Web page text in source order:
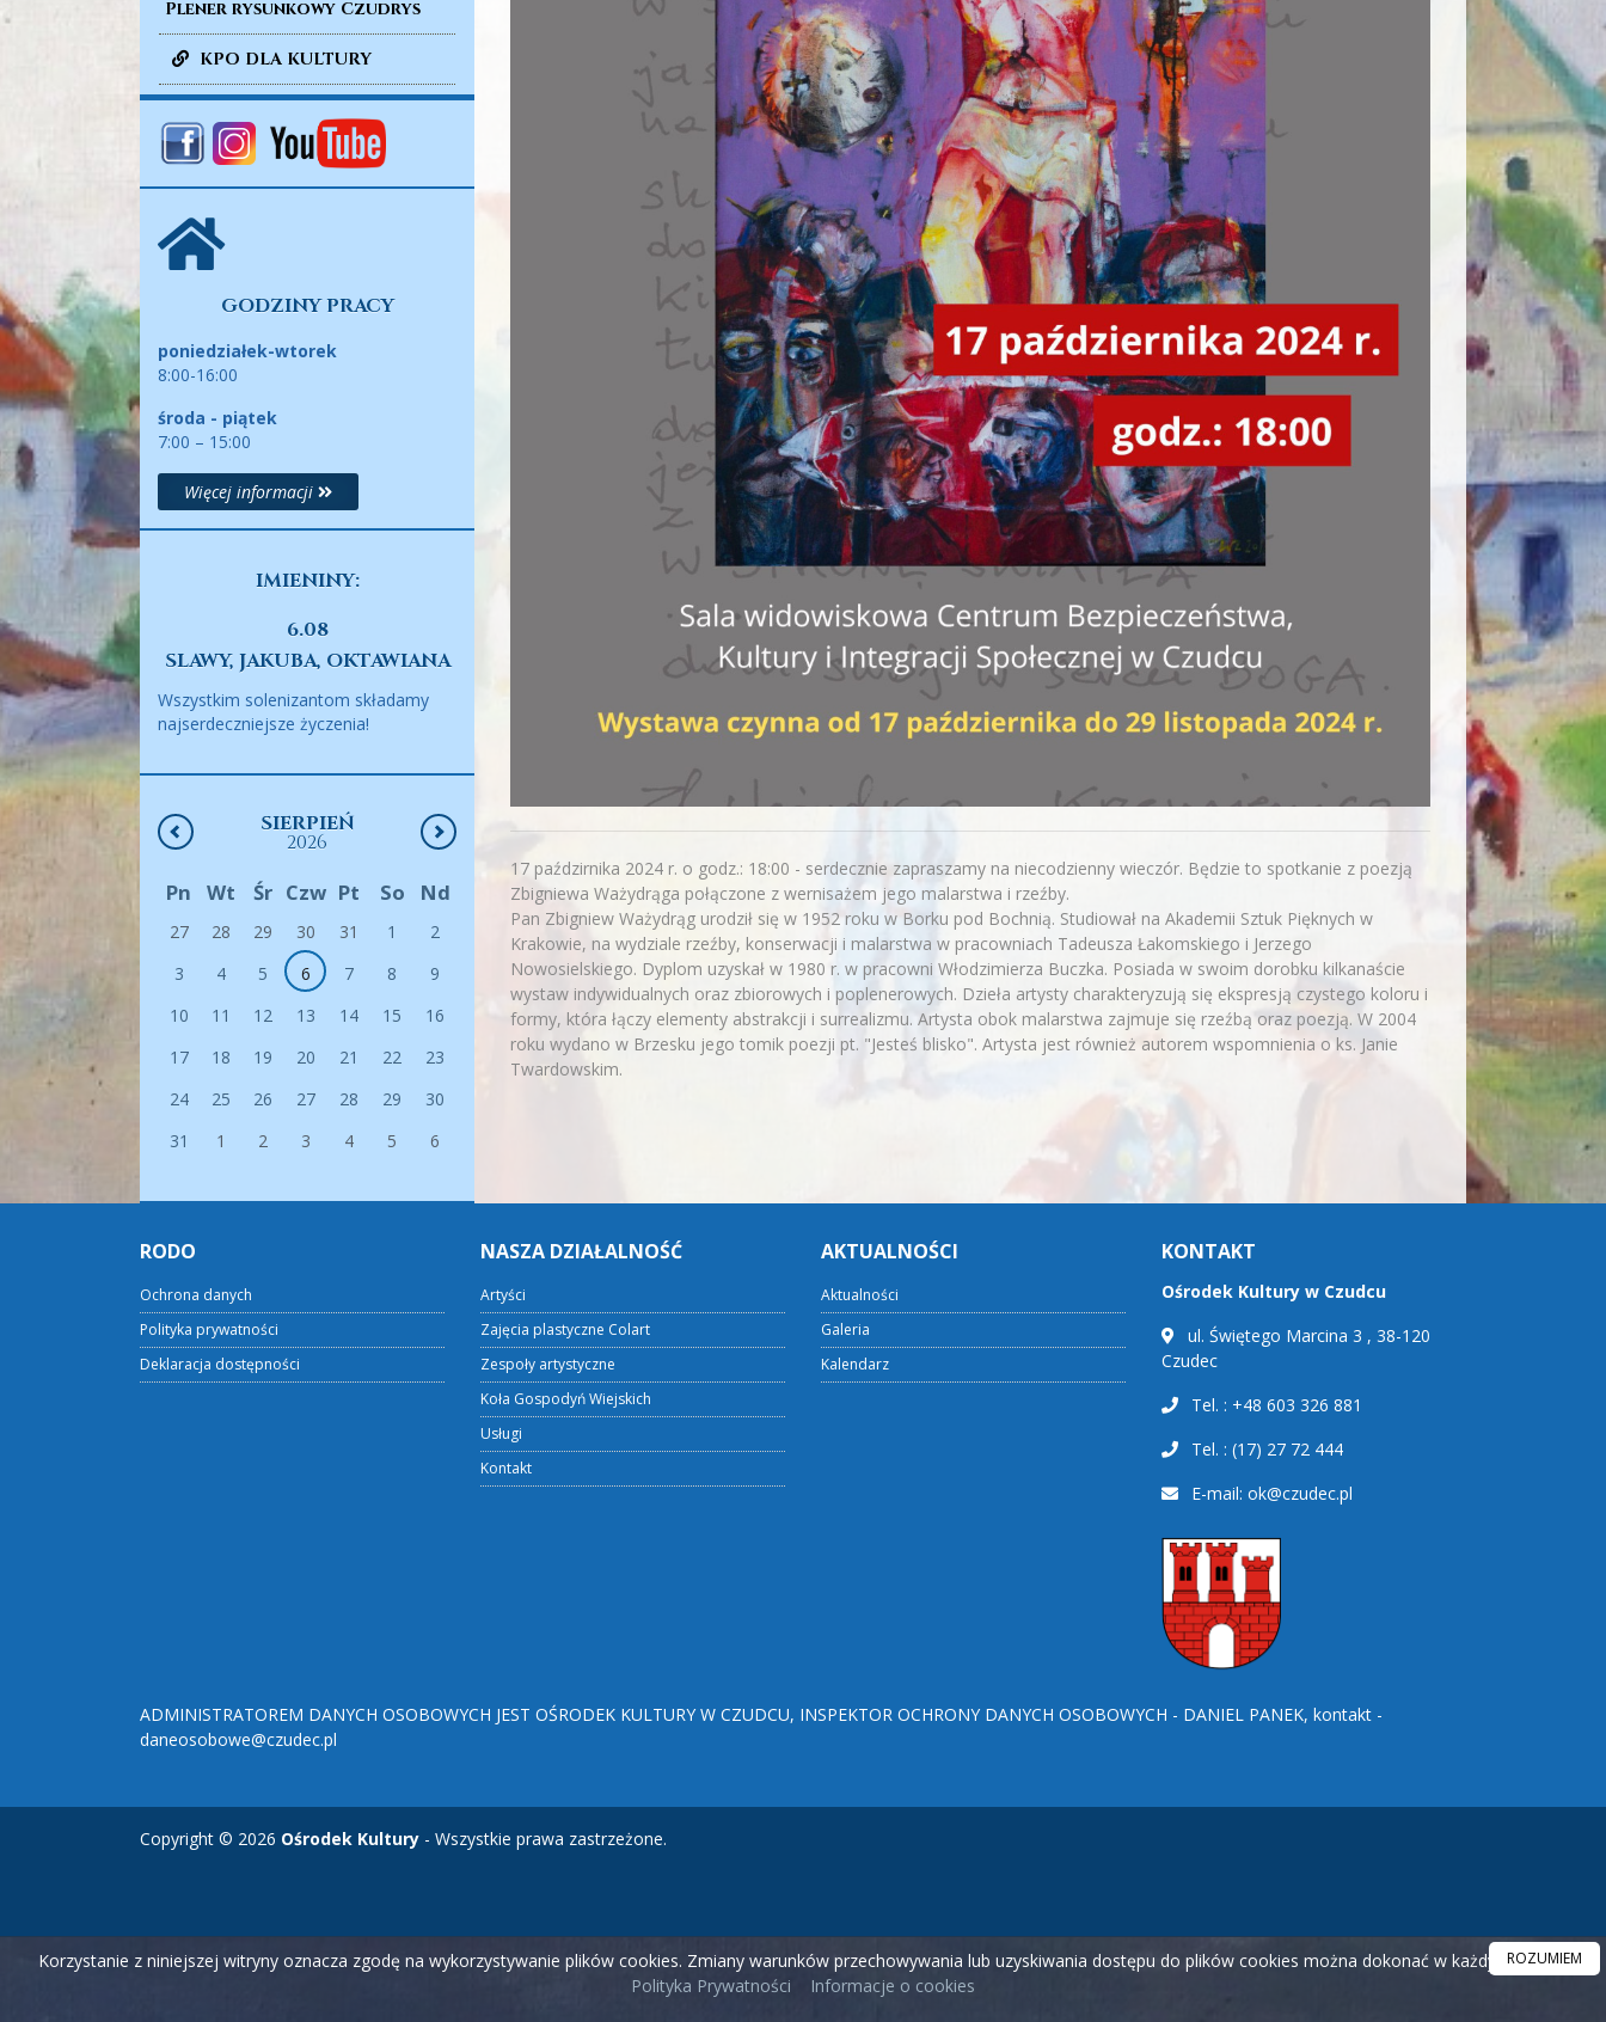
Plener rysunkowy Czudrys
KPO DLA KULTURY
GODZINY PRACY
poniedziałek-wtorek
8:00-16:00
środa - piątek
7:00 – 15:00
Więcej informacji
IMIENINY:
6.08
SLAWY, JAKUBA, OKTAWIANA
Wszystkim solenizantom składamy
najserdeczniejsze życzenia!
SIERPIEŃ
2026
Pn Wt Śr Czw Pt So Nd
27 28 29 30 31 1
2
3
4 5 6 7 8
9
10
11 12 13 14 15
16
17
18 19 20 21 22
23
24
25 26 27 28 29
30
31
1 2 3 4 5 6
17 paździrnika 2024 r. o godz.: 18:00 - serdecznie zapraszamy na niecodzienny wieczór. Będzie to spotkanie z poezją
Zbigniewa Ważydrąga połączone z wernisażem jego malarstwa i rzeźby.
Pan Zbigniew Ważydrąg urodził się w 1952 roku w Borku pod Bochnią. Studiował na Akademii Sztuk Pięknych w
Krakowie, na wydziale rzeźby, konserwacji i malarstwa w pracowniach Tadeusza Łakomskiego i Jerzego
Nowosielskiego. Dyplom uzyskał w 1980 r. w pracowni Włodzimierza Buczka. Posiada w swoim dorobku kilkanaście
wystaw indywidualnych oraz zbiorowych i poplenerowych. Dzieła artysty charakteryzują się ekspresją czystego koloru i
formy, która łączy elementy abstrakcji i surrealizmu. Artysta obok malarstwa zajmuje się rzeźbą oraz poezją. W 2004
roku wydano w Brzesku jego tomik poezji pt. "Jesteś blisko". Artysta jest również autorem wspomnienia o ks. Janie
Twardowskim.
RODO
Ochrona danych
Polityka prywatności
Deklaracja dostępności
NASZA DZIAŁALNOŚĆ
Artyści
Zajęcia plastyczne Colart
Zespoły artystyczne
Koła Gospodyń Wiejskich
Usługi
Kontakt
AKTUALNOŚCI
Aktualności
Galeria
Kalendarz
KONTAKT
Ośrodek Kultury w Czudcu
ul. Świętego Marcina 3 , 38-120
Czudec
Tel. : +48 603 326 881
Tel. : (17) 27 72 444
E-mail: ok@czudec.pl
ADMINISTRATOREM DANYCH OSOBOWYCH JEST OŚRODEK KULTURY W CZUDCU, INSPEKTOR OCHRONY DANYCH OSOBOWYCH - DANIEL PANEK, kontakt -
daneosobowe@czudec.pl
Copyright © 2026 Ośrodek Kultury - Wszystkie prawa zastrzeżone.
Korzystanie z niniejszej witryny oznacza zgodę na wykorzystywanie plików cookies. Zmiany warunków przechowywania lub uzyskiwania dostępu do plików cookies można dokonać w każdym czasie.
Polityka Prywatności
Informacje o cookies
ROZUMIEM